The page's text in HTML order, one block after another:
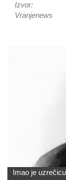
Izvor:
Vranjenews
Imao je